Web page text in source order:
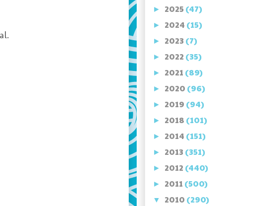
► 2025 (47)
► 2024 (15)
► 2023 (7)
► 2022 (35)
► 2021 (89)
► 2020 (96)
► 2019 (94)
► 2018 (101)
► 2014 (151)
► 2013 (351)
► 2012 (440)
► 2011 (500)
▼ 2010 (290)